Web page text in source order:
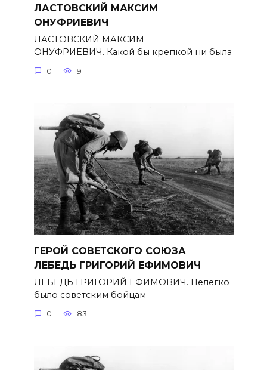
ЛАСТОВСКИЙ МАКСИМ
ОНУФРИЕВИЧ
ЛАСТОВСКИЙ МАКСИМ
ОНУФРИЕВИЧ. Какой бы крепкой ни была
0 91
ГЕРОЙ СОВЕТСКОГО СОЮЗА
ЛЕБЕДЬ ГРИГОРИЙ ЕФИМОВИЧ
ЛЕБЕДЬ ГРИГОРИЙ ЕФИМОВИЧ. Нелегко
было советским бойцам
0 83